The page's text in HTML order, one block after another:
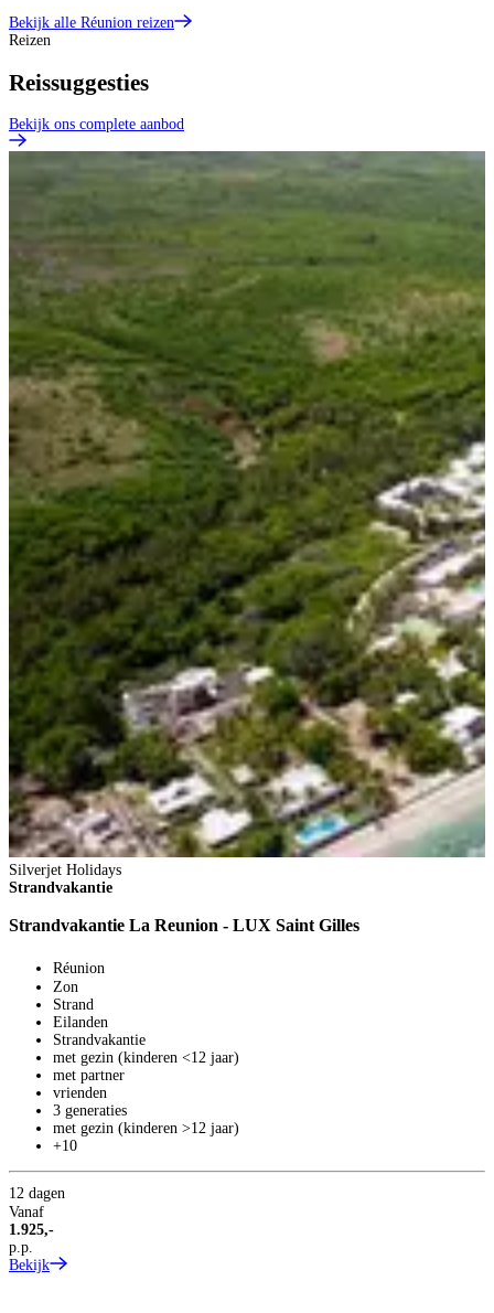
Bekijk alle Réunion reizen
Reizen
Reissuggesties
Bekijk ons complete aanbod
Silverjet Holidays
Strandvakantie
Strandvakantie La Reunion - LUX Saint Gilles
Réunion
Zon
Strand
Eilanden
Strandvakantie
met gezin (kinderen <12 jaar)
met partner
vrienden
3 generaties
met gezin (kinderen >12 jaar)
+10
12 dagen
Vanaf
1.925,-
p.p.
Bekijk